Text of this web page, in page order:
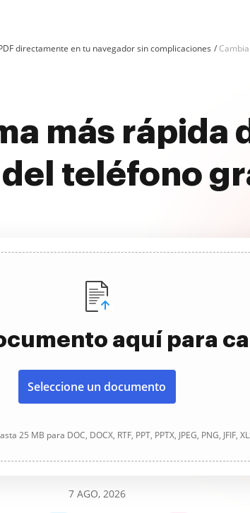
directamente en tu navegador sin complicaciones
más rápida
teléfono
aquí para
Seleccione un documento
25 MB para DOC, DOCX, RTF, PPT, PPTX, JPEG, PNG, JFIF,
7 AGO, 2026